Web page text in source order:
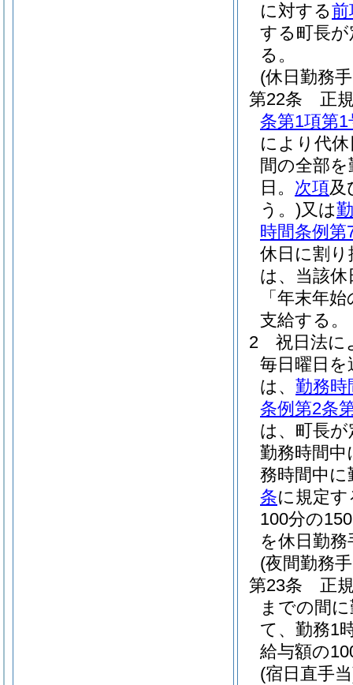
に対する前
する町長
る。
(休日勤務
第22条
正
条第1項第1
により代
間の全部
日。 次項及
う。)又は
時間条例第
休日に割
は、当該
「年末年
支給する。
2
祝日法に
毎日曜日
は、 勤務時
条例第2条
は、町長
勤務時間
務時間中
条に規定
100分の
を休日勤
(夜間勤務
第23条
正
までの間
て、勤務1
給与額の
(宿日直手